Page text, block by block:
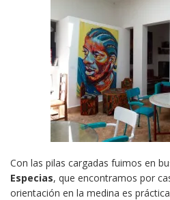
Con las pilas cargadas fuimos en
Especias, que encontramos por
orientación en la medina es